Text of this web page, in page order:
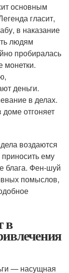
основным
гласит,
в наказание
людям
пробиралась
монетки.
деньги.
в делах.
отгоняет
воздаются
ему
блага. Фен-шуй
помыслов,
в
— насущная